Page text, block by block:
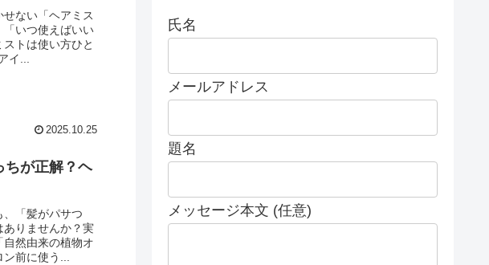
ない「ヘアミス
「いつ使えばいい
トは使い方ひと
イ...
2025.10.25
ちが正解？ヘ
「髪がパサつ
りませんか？実
然由来の植物オ
ン前に使う...
氏名
メールアドレス
題名
メッセージ本文 (任意)